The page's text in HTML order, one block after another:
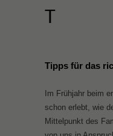
Tipps für das
Im Frühjahr beim
schon erlebt, wie
Mittelpunkt des